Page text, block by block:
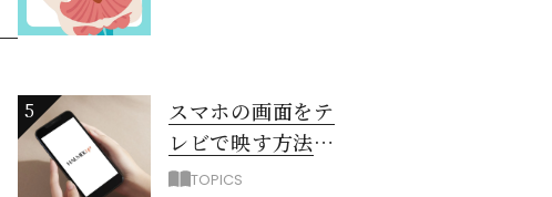
5
スマホの画面をテ
レビで映す方法
（iPhone編）
TOPICS